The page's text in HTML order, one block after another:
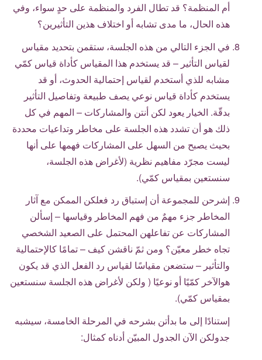
أم المنظمة؟ قد تطال الفرد والمنظمة على حدٍ سواء، وفي
هذه الحال، ما مدى تشابه أو اختلاف هذين التأثيرين؟
في الجزء التالي من هذه الجلسة، ستقمن بتحديد مقياس
لقياس التأثير – قد يستخدم هذا المقياس كأداة قياس كمّي
مشابه للذي أستخدم لقياس إحتمالية الحدوث، أو قد
يستخدم كأداة قياس نوعي يصف طبيعة وتفاصيل التأثير
بدقّة. الخيار يعود لكن أنتن والمشاركات – المهم في كل
ذلك هو أن تشدد هذه الجلسة على مخاطر وتداعيات محددة
بحيث يصبح من السهل على المشاركات فهمها على أنها
ليست مجرّد مفاهيم نظرية (لأغراض هذه الجلسة،
سنستعين بمقياس كمّي).
إشرحن للمجموعة أن إستباق رد فعلكن الممكن مع آثار
المخاطر جزء مهمٌ من فهم المخاطر وقياسها – إسألن
المشاركات عن تفاعلهن المحتمل على الصعيد الشخصي
تجاه خطر معيّن؟ ومن ثمّ ناقشن كيف – تمامًا كالإحتمالية
والتأثير – ستضعن مقياسًا لقياس رد الفعل الذي قد يكون
هوالآخر كمّيًا أو نوعيًا ( ولكن لأغراض هذه الجلسة سنستعين
بمقياس كمّي).
إستنادًا إلى ما بدأتن بشرحه في المرحلة الخامسة، سيشبه
جدولكن الآن الجدول المبيّن أدناه كمثال: